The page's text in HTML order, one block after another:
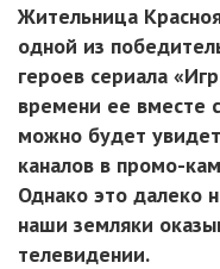
Жительница
одной из
героев сериала
времени ее вместе
можно будет
каналов в промо-
Однако это далеко
наши земляки
телевидении.